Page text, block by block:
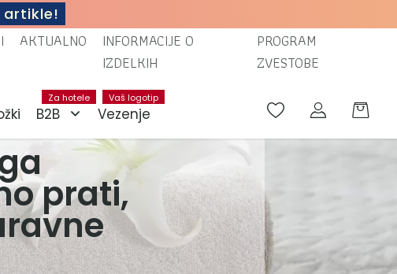
artikle!
AKTUALNO
INFORMACIJE O
IZDELKIH
PROGRAM
ZVESTOBE
B2B
Za hotele
Vezenje
Vaš logotip
prati,